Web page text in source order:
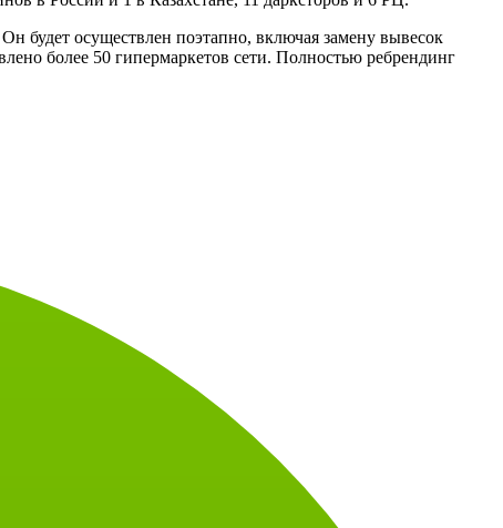
более 50 гипермаркетов сети. Полностью ребрендинг